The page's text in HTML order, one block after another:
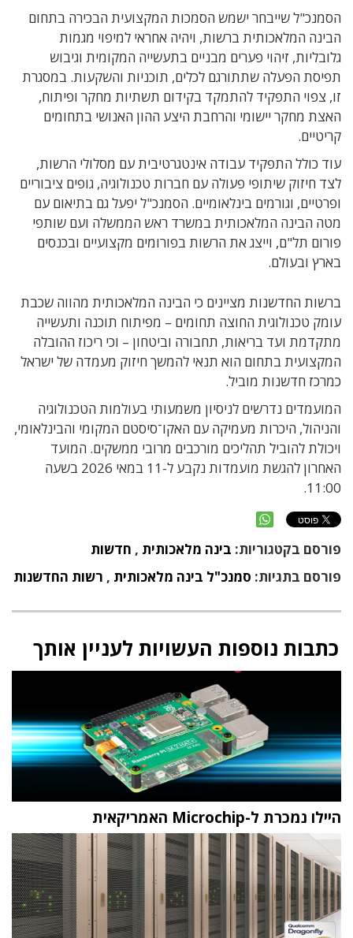
הסמנכ"ל שייבחר ישמש הסמכות המקצועית הבכירה בתחום
הבינה המלאכותית ברשות, ויהיה אחראי למיפוי מגמות
גלובליות, זיהוי פערים מבניים בתעשייה המקומית וגיבוש
תפיסת הפעלה שתתורגם לכלים, תוכניות והשקעות. במסגרת
זו, צפוי התפקיד להתמקד בקידום תשתיות מחקר ופיתוח,
האצת מחקר יישומי והרחבת היצע ההון האנושי בתחומים
קריטיים.
עוד כולל התפקיד עבודה אינטגרטיבית עם מסלולי הרשות,
לצד חיזוק שיתופי פעולה עם חברות טכנולוגיה, גופים ציבוריים
ופרטיים, וגורמים בינלאומיים. הסמנכ"ל יפעל גם בתיאום עם
מטה הבינה המלאכותית במשרד ראש הממשלה ועם שותפי
פורום תל"ם, וייצג את הרשות בפורומים מקצועיים ובכנסים
בארץ ובעולם.
ברשות החדשנות מציינים כי הבינה המלאכותית מהווה שכבת
עומק טכנולוגית החוצה תחומים – מפיתוח תוכנה ותעשייה
מתקדמת ועד בריאות, תחבורה וביטחון – וכי ריכוז ההובלה
המקצועית בתחום הוא תנאי להמשך חיזוק מעמדה של ישראל
כמרכז חדשנות מוביל.
המועמדים נדרשים לניסיון משמעותי בעולמות הטכנולוגיה
והניהול, היכרות מעמיקה עם האקו־סיסטם המקומי והבינלאומי,
ויכולת להוביל תהליכים מורכבים מרובי ממשקים. המועד
האחרון להגשת מועמדות נקבע ל-11 במאי 2026 בשעה
11:00.
פורסם בקטגוריות: בינה מלאכותית , חדשות
פורסם בתגיות: סמנכ"ל בינה מלאכותית , רשות החדשנות
כתבות נוספות העשויות לעניין אותך
היילו נמכרת ל-Microchip האמריקאית